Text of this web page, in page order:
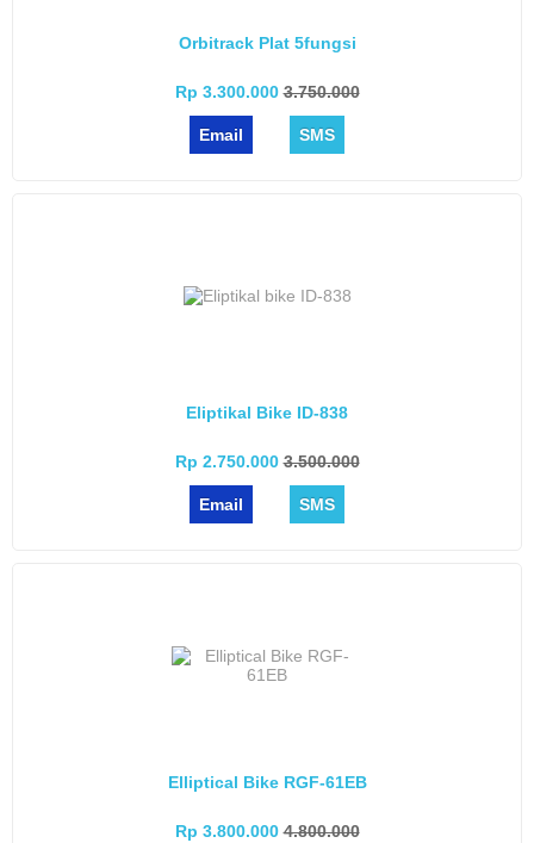
Orbitrack Plat 5fungsi
Rp 3.300.0003.750.000
Email SMS
Eliptikal Bike ID-838
Rp 2.750.0003.500.000
Email SMS
Elliptical Bike RGF-61EB
Rp 3.800.0004.800.000